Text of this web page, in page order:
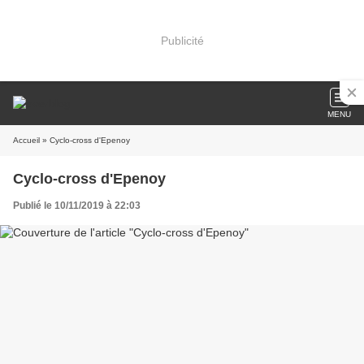
Publicité
MENU
Accueil » Cyclo-cross d'Epenoy
Cyclo-cross d'Epenoy
Publié le 10/11/2019 à 22:03